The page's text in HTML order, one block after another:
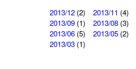
2013/12 (2) 2013/11 (4)
2013/09 (1) 2013/08 (3)
2013/06 (5) 2013/05 (2)
2013/03 (1)